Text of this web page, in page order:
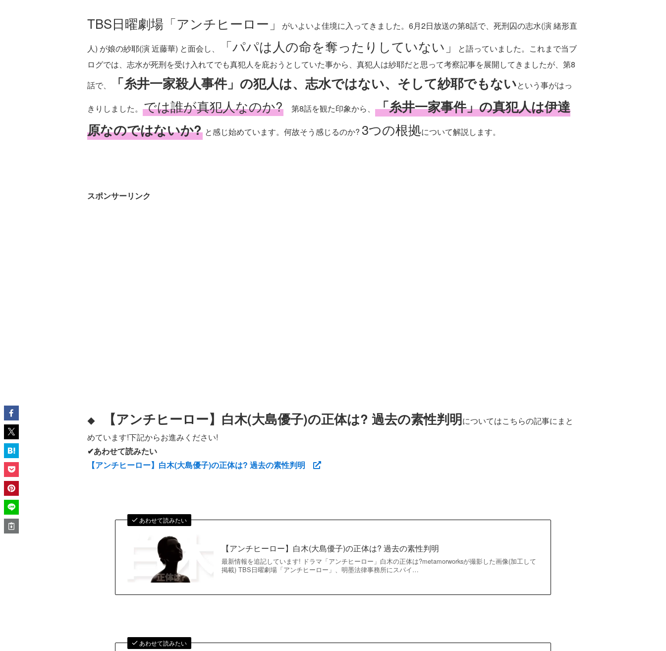
TBS日曜劇場「アンチヒーロー」
がいよいよ佳境に入ってきました。6月2日放送の第8話で、死刑囚の志水(演 緒形直
人) が娘の紗耶(演 近藤華) と面会し、
「パパは人の命を奪ったりしていない」
と語っていました。これまで当ブ
ログでは、志水が死刑を受け入れてでも真犯人を庇おうとしていた事から、真犯人は紗耶だと思って考察記事を展開してきましたが、第8
話で、
「糸井一家殺人事件」の犯人は、志水ではない、そして紗耶でもないという事がはっ
きりしました。 では誰が真犯人なのか? 第8話を観た印象から、 「糸井一家事件」の真犯人は伊達
原なのではないか? と感じ始めています。何故そう感じるのか? 3つの根拠について解説します。
スポンサーリンク
◆ 【アンチヒーロー】白木(大島優子)の正体は? 過去の素性判明についてはこちらの記事にまと
めています!下記からお進みください!
✔あわせて読みたい
【アンチヒーロー】白木(大島優子)の正体は? 過去の素性判明
あわせて読みたい
【アンチヒーロー】白木(大島優子)の正体は? 過去の素性判明
最新情報を追記しています! ドラマ「アンチヒーロー」白木の正体は?metamorworksが撮影した画像(加工して
掲載) TBS日曜劇場「アンチヒーロー」、明墨法律事務所にスパイ…
あわせて読みたい